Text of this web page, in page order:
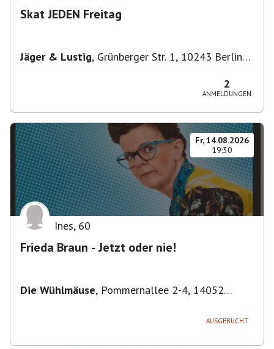
Skat JEDEN Freitag
Jäger & Lustig, Grünberger Str. 1, 10243 Berlin-
2
ANMELDUNGEN
Fr, 14.08.2026
19:30
Ines, 60
Frieda Braun - Jetzt oder nie!
Die Wühlmäuse, Pommernallee 2-4, 14052
AUSGEBUCHT